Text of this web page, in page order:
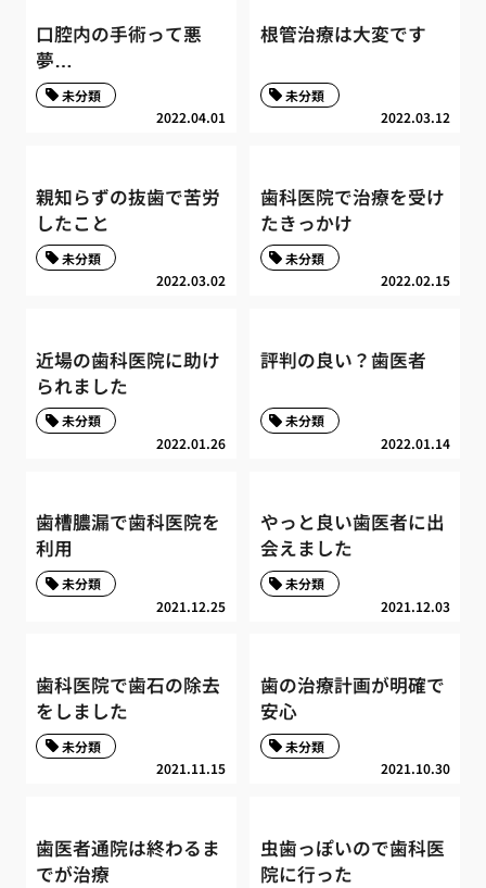
口腔内の手術って悪
夢…
2022.04.01
未分類
根管治療は大変です
2022.03.12
未分類
親知らずの抜歯で苦労
したこと
2022.03.02
未分類
歯科医院で治療を受け
たきっかけ
2022.02.15
未分類
近場の歯科医院に助け
られました
2022.01.26
未分類
評判の良い？歯医者
2022.01.14
未分類
歯槽膿漏で歯科医院を
利用
2021.12.25
未分類
やっと良い歯医者に出
会えました
2021.12.03
未分類
歯科医院で歯石の除去
をしました
2021.11.15
未分類
歯の治療計画が明確で
安心
2021.10.30
未分類
歯医者通院は終わるま
でが治療
虫歯っぽいので歯科医
院に行った